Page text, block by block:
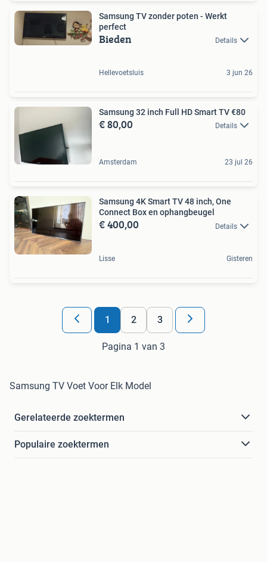
Samsung TV zonder poten - Werkt
perfect
Bieden Details
Hellevoetsluis 3 jun 26
Samsung 32 inch Full HD Smart TV €80
€ 80,00 Details
Amsterdam 23 jul 26
Samsung 4K Smart TV 48 inch, One
Connect Box en ophangbeugel
€ 400,00 Details
Lisse Gisteren
1 2 3
Pagina 1 van 3
Samsung TV Voet Voor Elk Model
Gerelateerde zoektermen
Populaire zoektermen